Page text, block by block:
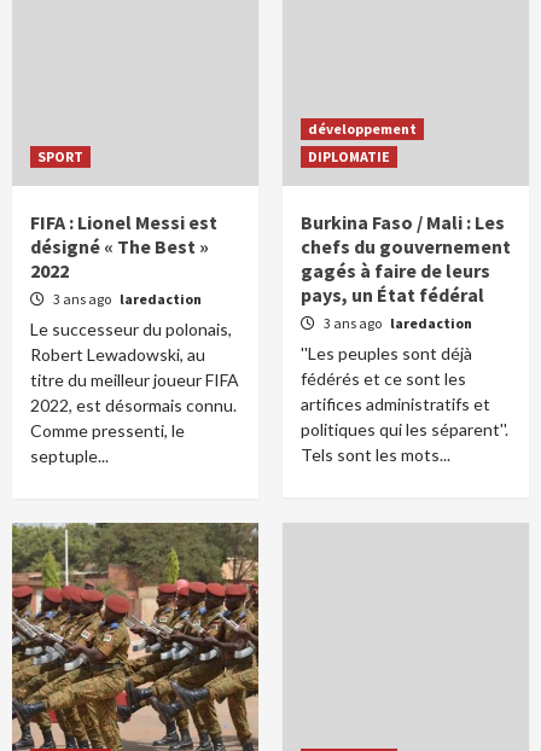
SPORT
FIFA : Lionel Messi est
désigné « The Best »
2022
3 ans ago laredaction
Le successeur du polonais,
Robert Lewadowski, au
titre du meilleur joueur FIFA
2022, est désormais connu.
Comme pressenti, le
septuple...
développement
DIPLOMATIE
Burkina Faso / Mali : Les
chefs du gouvernement
gagés à faire de leurs
pays, un État fédéral
3 ans ago laredaction
''Les peuples sont déjà
fédérés et ce sont les
artifices administratifs et
politiques qui les séparent''.
Tels sont les mots...